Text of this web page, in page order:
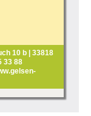
10 b | 33818
33 88